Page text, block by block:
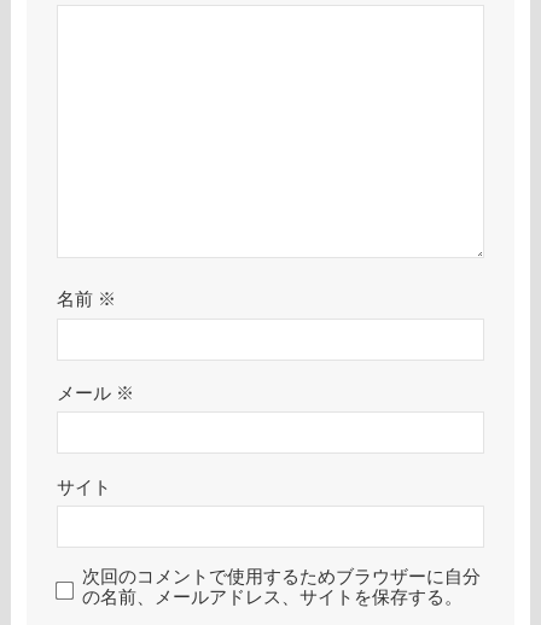
名前 ※
メール ※
サイト
次回のコメントで使用するためブラウザーに自分
の名前、メールアドレス、サイトを保存する。